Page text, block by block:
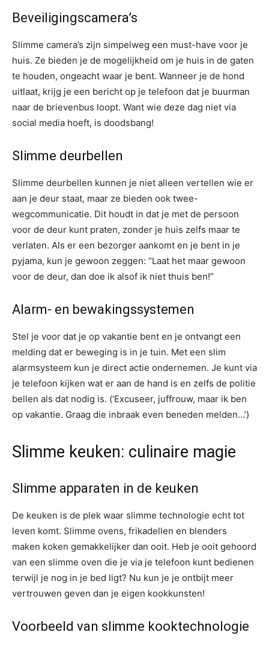
Beveiligingscamera’s
Slimme camera’s zijn simpelweg een must-have voor je
huis. Ze bieden je de mogelijkheid om je huis in de gaten
te houden, ongeacht waar je bent. Wanneer je de hond
uitlaat, krijg je een bericht op je telefoon dat je buurman
naar de brievenbus loopt. Want wie deze dag niet via
social media hoeft, is doodsbang!
Slimme deurbellen
Slimme deurbellen kunnen je niet alleen vertellen wie er
aan je deur staat, maar ze bieden ook twee-
wegcommunicatie. Dit houdt in dat je met de persoon
voor de deur kunt praten, zonder je huis zelfs maar te
verlaten. Als er een bezorger aankomt en je bent in je
pyjama, kun je gewoon zeggen: “Laat het maar gewoon
voor de deur, dan doe ik alsof ik niet thuis ben!”
Alarm- en bewakingssystemen
Stel je voor dat je op vakantie bent en je ontvangt een
melding dat er beweging is in je tuin. Met een slim
alarmsysteem kun je direct actie ondernemen. Je kunt via
je telefoon kijken wat er aan de hand is en zelfs de politie
bellen als dat nodig is. (‘Excuseer, juffrouw, maar ik ben
op vakantie. Graag die inbraak even beneden melden…’)
Slimme keuken: culinaire magie
Slimme apparaten in de keuken
De keuken is de plek waar slimme technologie echt tot
leven komt. Slimme ovens, frikadellen en blenders
maken koken gemakkelijker dan ooit. Heb je ooit gehoord
van een slimme oven die je via je telefoon kunt bedienen
terwijl je nog in je bed ligt? Nu kun je je ontbijt meer
vertrouwen geven dan je eigen kookkunsten!
Voorbeeld van slimme kooktechnologie